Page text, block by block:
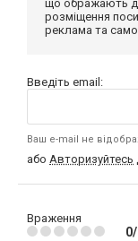
що ображають
розміщення
реклама та
Введіть email:
Ваш e-mail не
або Авторизуйтесь
Враження